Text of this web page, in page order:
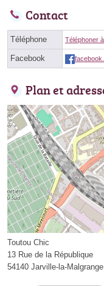
Contact
Téléphone Téléphoner
Facebook
Plan et
Toutou Chic
13 Rue de la République
54140 Jarville-la-Malgrange